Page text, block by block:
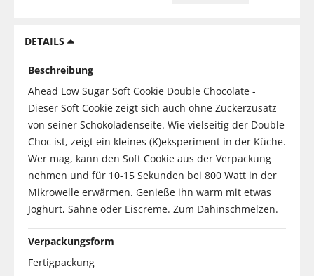
DETAILS
Beschreibung
Ahead Low Sugar Soft Cookie Double Chocolate -
Dieser Soft Cookie zeigt sich auch ohne Zuckerzusatz
von seiner Schokoladenseite. Wie vielseitig der Double
Choc ist, zeigt ein kleines (K)eksperiment in der Küche.
Wer mag, kann den Soft Cookie aus der Verpackung
nehmen und für 10-15 Sekunden bei 800 Watt in der
Mikrowelle erwärmen. Genieße ihn warm mit etwas
Joghurt, Sahne oder Eiscreme. Zum Dahinschmelzen.
Verpackungsform
Fertigpackung